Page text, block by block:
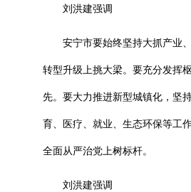
刘洪建强调
安宁市要始终坚持大抓产业、
转型升级上挑大梁。要充分发挥
先。要大力推进新型城镇化，坚
育、医疗、就业、生态环保等工
全面从严治党上树标杆。
刘洪建强调